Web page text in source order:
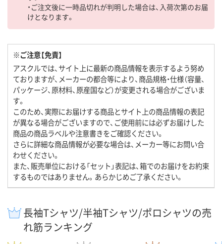
・ご注文後に一時品切れが判明した場合は、入荷次第のお届
けとなります。
※ご注意【免責】
アスクルでは、サイト上に最新の商品情報を表示するよう努め
ておりますが、メーカーの都合等により、商品規格・仕様（容量、
パッケージ、原材料、原産国など）が変更される場合がございま
す。
このため、実際にお届けする商品とサイト上の商品情報の表記
が異なる場合がございますので、ご使用前には必ずお届けした
商品の商品ラベルや注意書きをご確認ください。
さらに詳細な商品情報が必要な場合は、メーカー等にお問い合
わせください。
また、販売単位における「セット」表記は、箱でのお届けをお約束
するものではありません。あらかじめご了承ください。
長袖Tシャツ/半袖Tシャツ/ポロシャツの売
れ筋ランキング